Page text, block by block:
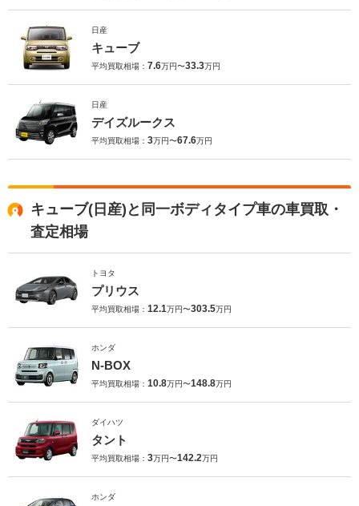
日産
キューブ
平均買取相場： 7.6万円〜33.3万円
日産
デイズルークス
平均買取相場： 3万円〜67.6万円
キューブ(日産)と同一ボディタイプ車の車買取・
査定相場
トヨタ
プリウス
平均買取相場： 12.1万円〜303.5万円
ホンダ
N-BOX
平均買取相場： 10.8万円〜148.8万円
ダイハツ
タント
平均買取相場： 3万円〜142.2万円
ホンダ